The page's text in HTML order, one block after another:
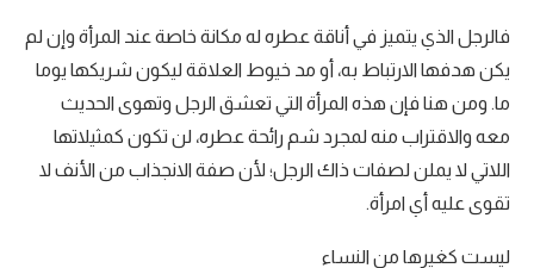
فالرجل الذي يتميز في أناقة عطره له مكانة خاصة عند المرأة وإن لم
يكن هدفها الارتباط به، أو مد خيوط العلاقة ليكون شريكها يوما
ما. ومن هنا فإن هذه المرأة التي تعشق الرجل وتهوى الحديث
معه والاقتراب منه لمجرد شم رائحة عطره، لن تكون كمثيلاتها
اللاتي لا يملن لصفات ذاك الرجل؛ لأن صفة الانجذاب من الأنف لا
تقوى عليه أي امرأة.
ليست كغيرها من النساء